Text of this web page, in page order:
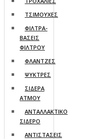
ΤΣΙΜΟΥΧΕΣ
ΦΙΛΤΡΑ-
ΒΑΣΕΙΣ
ΦΙΛΤΡΟΥ
ΦΛΑΝΤΖΕΣ
ΨΥΚΤΡΕΣ
ΣΙΔΕΡΑ
ΑΤΜΟΥ
ΑΝΤΑΛΛΑΚΤΙΚΟ
ΣΙΔΕΡΟ
ΑΝΤΙΣΤΑΣΕΙΣ